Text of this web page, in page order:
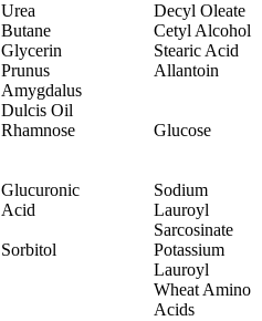
Urea
Decyl Oleate
Butane
Cetyl Alcohol
Glycerin
Stearic Acid
Prunus
Amygdalus
Dulcis Oil
Allantoin
Rhamnose Glucose
Glucuronic
Acid
Sodium
Lauroyl
Sarcosinate
Sorbitol
Potassium
Lauroyl
Wheat Amino
Acids